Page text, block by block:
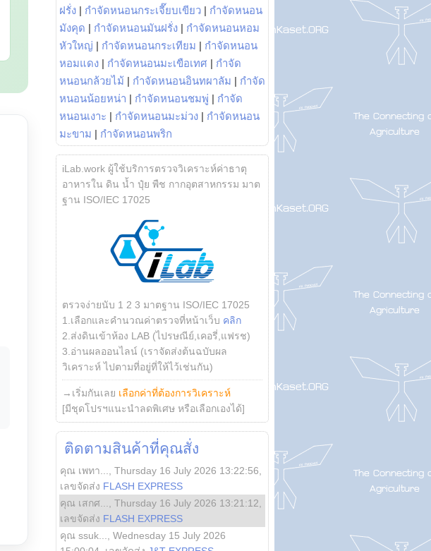
ฝรั่ง | กำจัดหนอนกระเจี๊ยบเขียว | กำจัดหนอน
มังคุด | กำจัดหนอนมันฝรั่ง | กำจัดหนอนหอม
หัวใหญ่ | กำจัดหนอนกระเทียม | กำจัดหนอน
หอมแดง | กำจัดหนอนมะเขือเทศ | กำจัด
หนอนกล้วยไม้ | กำจัดหนอนอินทผาลัม | กำจัด
หนอนน้อยหน่า | กำจัดหนอนชมพู่ | กำจัด
หนอนเงาะ | กำจัดหนอนมะม่วง | กำจัดหนอน
มะขาม | กำจัดหนอนพริก
iLab.work ผู้ใช้บริการตรวจวิเคราะห์ค่าธาตุ
อาหารใน ดิน น้ำ ปุ๋ย พืช กากอุตสาหกรรม มาต
ฐาน ISO/IEC 17025
ตรวจง่ายนับ 1 2 3 มาตฐาน ISO/IEC 17025
1.เลือกและคำนวณค่าตรวจที่หน้าเว็บ คลิก
2.ส่งดินเข้าห้อง LAB (ไปรษณีย์,เคอรี่,แฟรช)
3.อ่านผลออนไลน์ (เราจัดส่งต้นฉบับผล
วิเคราะห์ ไปตามที่อยู่ที่ให้ไว้เช่นกัน)
→เริ่มกันเลย เลือกค่าที่ต้องการวิเคราะห์
[มีชุดโปรฯแนะนำลดพิเศษ หรือเลือกเองได้]
ติดตามสินค้าที่คุณสั่ง
คุณ เพทา... Thursday 16 July 2026 13:22:56
เลขจัดส่ง FLASH EXPRESS
คุณ เสกศ...
Thursday 16 July 2026 13:21:12
เลขจัดส่ง FLASH EXPRESS
คุณ ssuk...
Wednesday 15 July 2026